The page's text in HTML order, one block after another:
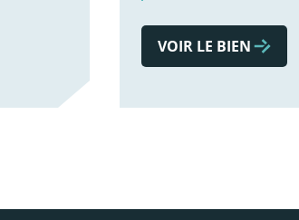
VOIR LE BIEN